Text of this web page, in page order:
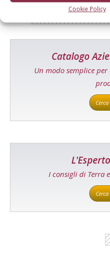
Cookie Policy
Catalogo
Un modo semplice
I consigli di Terra